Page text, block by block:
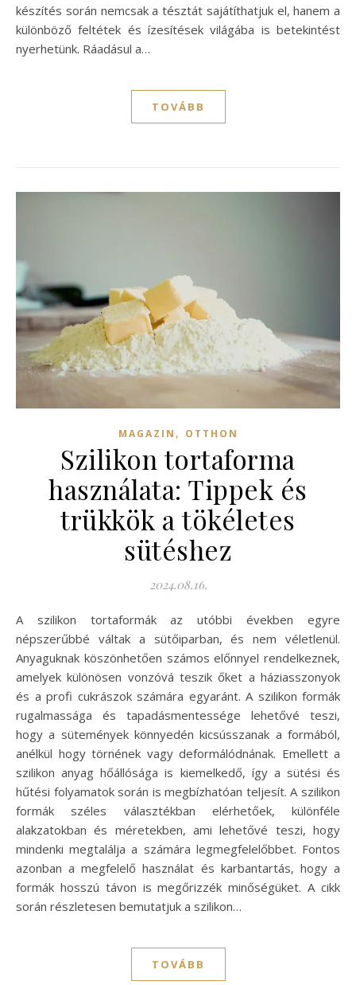
készítés során nemcsak a tésztát sajátíthatjuk el, hanem a
különböző feltétek és ízesítések világába is betekintést
nyerhetünk. Ráadásul a…
TOVÁBB
MAGAZIN , OTTHON
Szilikon tortaforma
használata: Tippek és
trükkök a tökéletes
sütéshez
2024.08.16.
A szilikon tortaformák az utóbbi években egyre
népszerűbbé váltak a sütőiparban, és nem véletlenül.
Anyaguknak köszönhetően számos előnnyel rendelkeznek,
amelyek különösen vonzóvá teszik őket a háziasszonyok
és a profi cukrászok számára egyaránt. A szilikon formák
rugalmassága és tapadásmentessége lehetővé teszi,
hogy a sütemények könnyedén kicsússzanak a formából,
anélkül hogy törnének vagy deformálódnának. Emellett a
szilikon anyag hőállósága is kiemelkedő, így a sütési és
hűtési folyamatok során is megbízhatóan teljesít. A szilikon
formák széles választékban elérhetőek, különféle
alakzatokban és méretekben, ami lehetővé teszi, hogy
mindenki megtalálja a számára legmegfelelőbbet. Fontos
azonban a megfelelő használat és karbantartás, hogy a
formák hosszú távon is megőrizzék minőségüket. A cikk
során részletesen bemutatjuk a szilikon…
TOVÁBB